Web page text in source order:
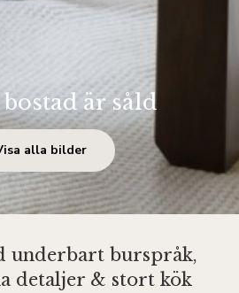
är såld
alla bilder
underbart burspråk,
detaljer & stort kök